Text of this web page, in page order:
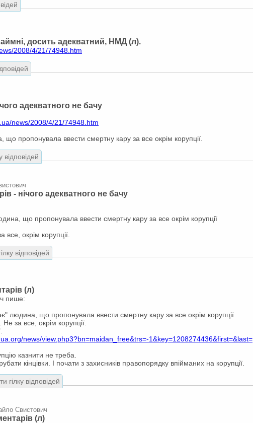
досить адeкватний, НМД (л).
2008/4/21/74948.htm
адекватного не бачу
news/2008/4/21/74948.htm
пропонувала ввести смертну кару за все окрім корупції.
відповідей
- нічого адекватного не бачу
що пропонувала ввести смертну кару за все окрім корупції
окрім корупції.
відповідей
(л)
пише:
людина, що пропонувала ввести смертну кару за все окрім корупції
за все, окрім корупції.
news/view.php3?bn=maidan_free&trs=-1&key=1208274436&first=&last=
казнити не треба.
кінцівки. І почати з захисників правопорядку впійманих на корупції.
гілку відповідей
Свистович
(л)